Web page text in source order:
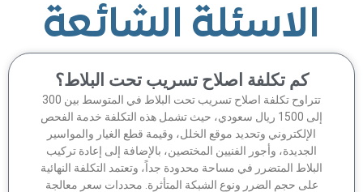
الاسئلة الشائعة
كم تكلفة اصلاح تسريب تحت البلاط؟
تتراوح تكلفة اصلاح تسريب تحت البلاط في المتوسط بين 300
إلى 1500 ريال سعودي، حيث تشمل هذه التكلفة خدمة الفحص
الإلكتروني وتحديد موقع الخلل، وقيمة قطع الغيار والمواسير
الجديدة، وأجور الفنيين المختصين، بالإضافة إلى إعادة تركيب
البلاط المتضرر في مساحة محدودة جداً، وتعتمد التكلفة النهائية
على حجم الضرر ونوع الشبكة المتأثرة. محددات سعر معالجة